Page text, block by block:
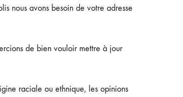
nous avons besoin de votre adresse
de bien vouloir mettre à jour
raciale ou ethnique, les opinions